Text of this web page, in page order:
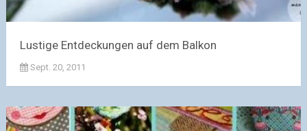
Lustige Entdeckungen auf dem Balkon
Sept. 20, 2011